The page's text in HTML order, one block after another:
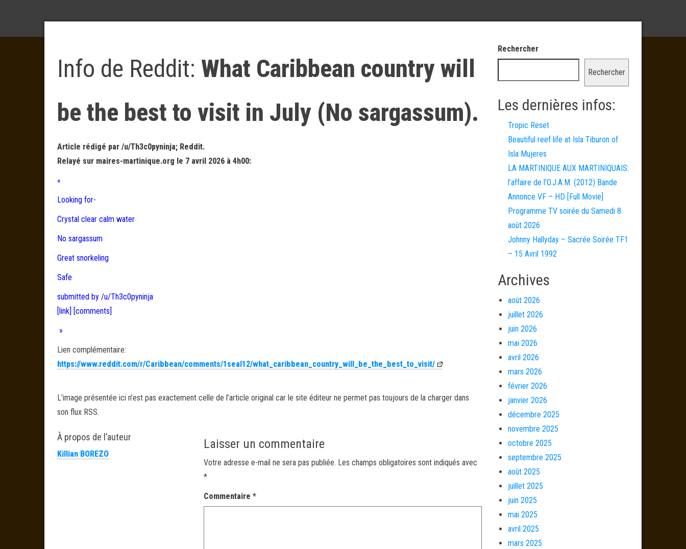
Info de Reddit: What Caribbean country will
be the best to visit in July (No sargassum).
Article rédigé par /u/Th3c0pyninja; Reddit.
Relayé sur maires-martinique.org le 7 avril 2026 à 4h00:
«
Looking for-
Crystal clear calm water
No sargassum
Great snorkeling
Safe
submitted by /u/Th3c0pyninja
[link] [comments]
»
Lien complémentaire:
https://www.reddit.com/r/Caribbean/comments/1seal12/what_caribbean_country_will_be_the_best_to_visit/
L’image présentée ici n’est pas exactement celle de l’article original car le site éditeur ne permet pas toujours de la charger dans
son flux RSS.
À propos de l’auteur
Killian BOREZO
Laisser un commentaire
Votre adresse e-mail ne sera pas publiée. Les champs obligatoires sont indiqués avec
*
Commentaire*
Rechercher
Rechercher
Les dernières infos:
Tropic Reset
Beautiful reef life at Isla Tiburon of
Isla Mujeres
LA MARTINIQUE AUX MARTINIQUAIS:
l’affaire de l’O.J.A.M. (2012) Bande
Annonce VF – HD [Full Movie]
Programme TV soirée du Samedi 8
août 2026
Johnny Hallyday – Sacrée Soirée TF1
– 15 Avril 1992
Archives
août 2026
juillet 2026
juin 2026
mai 2026
avril 2026
mars 2026
février 2026
janvier 2026
décembre 2025
novembre 2025
octobre 2025
septembre 2025
août 2025
juillet 2025
juin 2025
mai 2025
avril 2025
mars 2025